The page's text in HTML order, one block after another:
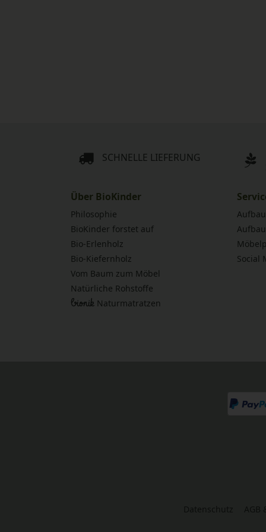
SCHNELLE LIEFERUNG
Über BioKinder
Philosophie
BioKinder forstet auf
Bio-Erlenholz
Bio-Kiefernholz
Vom Baum zum Möbel
Natürliche Rohstoffe
bionik Naturmatratzen
Social